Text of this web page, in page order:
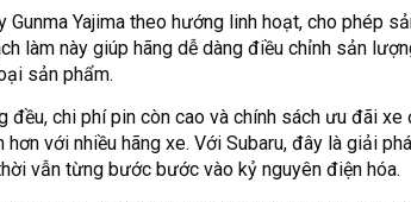
Gunma Yajima theo hướng linh hoạt, cho phép
làm này giúp hãng dễ dàng điều chỉnh sản
sản phẩm.
đều, chi phí pin còn cao và chính sách ưu đãi
với nhiều hãng xe. Với Subaru, đây là giải
vẫn từng bước bước vào kỷ nguyên điện hóa.